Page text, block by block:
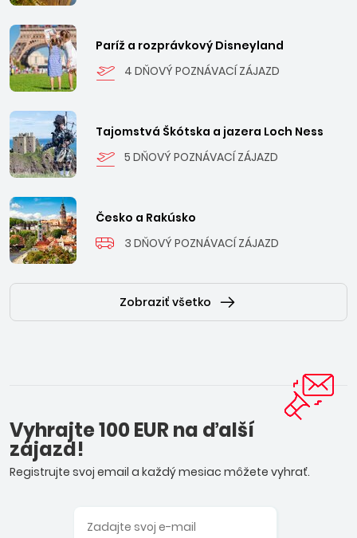
Paríž a rozprávkový Disneyland
4 DŇOVÝ POZNÁVACÍ ZÁJAZD
Tajomstvá Škótska a jazera Loch Ness
5 DŇOVÝ POZNÁVACÍ ZÁJAZD
Česko a Rakúsko
3 DŇOVÝ POZNÁVACÍ ZÁJAZD
Zobraziť všetko
Vyhrajte 100 EUR na ďalší
zájazd!
Registrujte svoj email a každý mesiac môžete vyhrať.